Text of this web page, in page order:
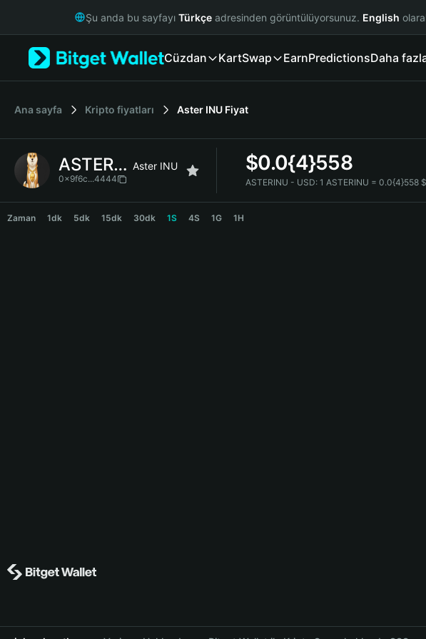
Русский
Italiano
简体中文
繁體中文
Bahasa Indonesia
Şu anda bu sayfayı Türkçe adresinden görüntülüyorsunuz. English
Cüzdan KartSwap EarnPredictionsDaha
Ana sayfa Kripto fiyatları Aster INU Fiyat
ASTERINU Aster INU
0x9f6c...4444
$0.0{4}558
ASTERINU - USD: 1 ASTERINU = 0.0{4}558
Zaman 1dk 5dk 15dk 30dk 1S 4S 1G 1H